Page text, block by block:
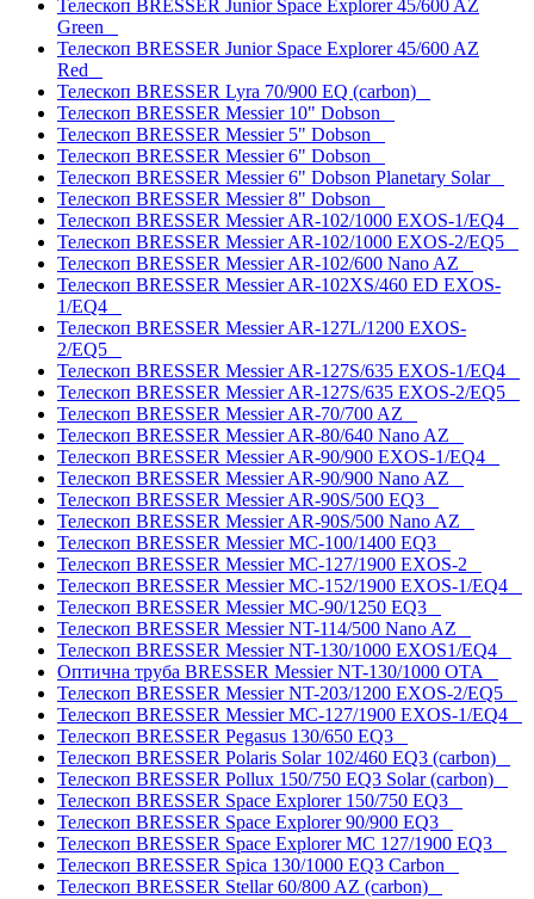
Телескоп BRESSER Junior Space Explorer 45/600 AZ
Green
Телескоп BRESSER Junior Space Explorer 45/600 AZ
Red
Телескоп BRESSER Lyra 70/900 EQ (carbon)
Телескоп BRESSER Messier 10" Dobson
Телескоп BRESSER Messier 5" Dobson
Телескоп BRESSER Messier 6" Dobson
Телескоп BRESSER Messier 6" Dobson Planetary Solar
Телескоп BRESSER Messier 8" Dobson
Телескоп BRESSER Messier AR-102/1000 EXOS-1/EQ4
Телескоп BRESSER Messier AR-102/1000 EXOS-2/EQ5
Телескоп BRESSER Messier AR-102/600 Nano AZ
Телескоп BRESSER Messier AR-102XS/460 ED EXOS-
1/EQ4
Телескоп BRESSER Messier AR-127L/1200 EXOS-
2/EQ5
Телескоп BRESSER Messier AR-127S/635 EXOS-1/EQ4
Телескоп BRESSER Messier AR-127S/635 EXOS-2/EQ5
Телескоп BRESSER Messier AR-70/700 AZ
Телескоп BRESSER Messier AR-80/640 Nano AZ
Телескоп BRESSER Messier AR-90/900 EXOS-1/EQ4
Телескоп BRESSER Messier AR-90/900 Nano AZ
Телескоп BRESSER Messier AR-90S/500 EQ3
Телескоп BRESSER Messier AR-90S/500 Nano AZ
Телескоп BRESSER Messier MC-100/1400 EQ3
Телескоп BRESSER Messier MC-127/1900 EXOS-2
Телескоп BRESSER Messier MC-152/1900 EXOS-1/EQ4
Телескоп BRESSER Messier MC-90/1250 EQ3
Телескоп BRESSER Messier NT-114/500 Nano AZ
Телескоп BRESSER Messier NT-130/1000 EXOS1/EQ4
Оптична труба BRESSER Messier NT-130/1000 OTA
Телескоп BRESSER Messier NT-203/1200 EXOS-2/EQ5
Телескоп BRESSER Messier МС-127/1900 EXOS-1/EQ4
Телескоп BRESSER Pegasus 130/650 EQ3
Телескоп BRESSER Polaris Solar 102/460 EQ3 (carbon)
Телескоп BRESSER Pollux 150/750 EQ3 Solar (carbon)
Телескоп BRESSER Space Explorer 150/750 EQ3
Телескоп BRESSER Space Explorer 90/900 EQ3
Телескоп BRESSER Space Explorer MC 127/1900 EQ3
Телескоп BRESSER Spica 130/1000 EQ3 Carbon
Телескоп BRESSER Stellar 60/800 AZ (carbon)